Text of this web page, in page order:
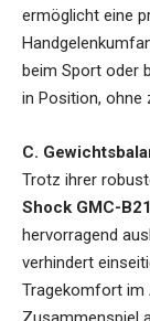
ermöglicht eine
beim Sport oder
in Position, ohne
C.
Trotz ihrer
Shock GMC-
hervorragend
verhindert
Tragekomfort im